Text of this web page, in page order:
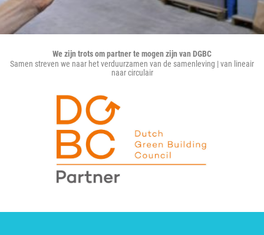
We zijn trots om partner te mogen zijn van DGBC
Samen streven we naar het verduurzamen van de samenleving | van lineair
naar circulair